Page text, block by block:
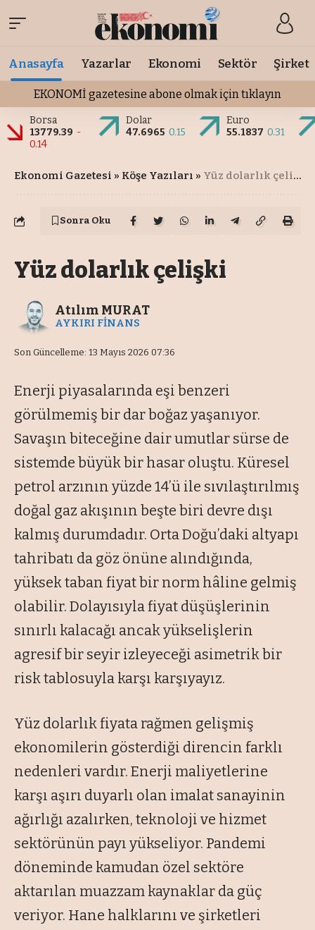
Anasayfa Yazarlar Ekonomi Sektör Şirket
EKONOMİ gazetesine abone olmak için tıklayın
Borsa
13779.39 -
0.14
Dolar
47.6965 0.15
Euro
55.1837 0.31
Ekonomi Gazetesi » Köşe Yazıları » Yüz dolarlık çelişki
Sonra Oku
Yüz dolarlık çelişki
Son Güncelleme: 13 Mayıs 2026 07:36
Atılım MURAT
AYKIRI FİNANS
Enerji piyasalarında eşi benzeri
görülmemiş bir dar boğaz yaşanıyor.
Savaşın biteceğine dair umutlar sürse de
sistemde büyük bir hasar oluştu. Küresel
petrol arzının yüzde 14’ü ile sıvılaştırılmış
doğal gaz akışının beşte biri devre dışı
kalmış durumdadır. Orta Doğu’daki altyapı
tahribatı da göz önüne alındığında,
yüksek taban fiyat bir norm hâline gelmiş
olabilir. Dolayısıyla fiyat düşüşlerinin
sınırlı kalacağı ancak yükselişlerin
agresif bir seyir izleyeceği asimetrik bir
risk tablosuyla karşı karşıyayız.
Yüz dolarlık fiyata rağmen gelişmiş
ekonomilerin gösterdiği direncin farklı
nedenleri vardır. Enerji maliyetlerine
karşı aşırı duyarlı olan imalat sanayinin
ağırlığı azalırken, teknoloji ve hizmet
sektörünün payı yükseliyor. Pandemi
döneminde kamudan özel sektöre
aktarılan muazzam kaynaklar da güç
veriyor. Hane halklarını ve şirketleri